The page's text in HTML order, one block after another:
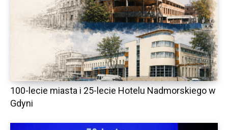
100-lecie miasta i 25-lecie Hotelu Nadmorskiego w
Gdyni